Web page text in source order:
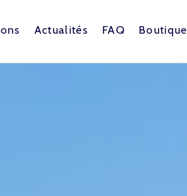
Actualités FAQ Boutique